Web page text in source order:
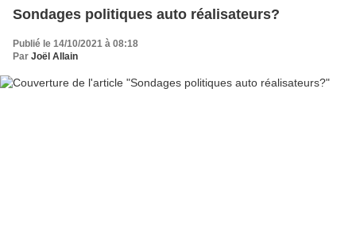
Sondages politiques auto réalisateurs?
Publié le 14/10/2021 à 08:18
Par Joël Allain